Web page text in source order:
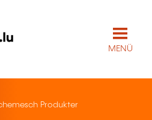
MENÜ
Produkter